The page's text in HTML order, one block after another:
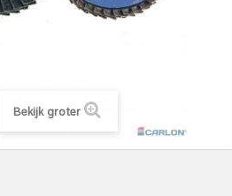
Bekijk groter